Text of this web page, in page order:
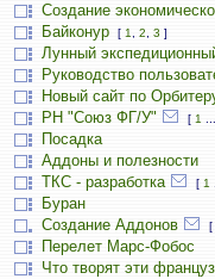
Создание
Байконур
[ 1 2 3 ]
Лунный
Руководство
Новый сайт по
РН "Союз ФГ/У"
[ 1
Посадка
Аддоны и полезности
ТКС - разработка
[ 1
Буран
Создание Аддонов
[
Перелет Марс-Фобос
Что творят эти